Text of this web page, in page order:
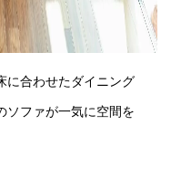
に合わせたダイニング
ソファが一気に空間を